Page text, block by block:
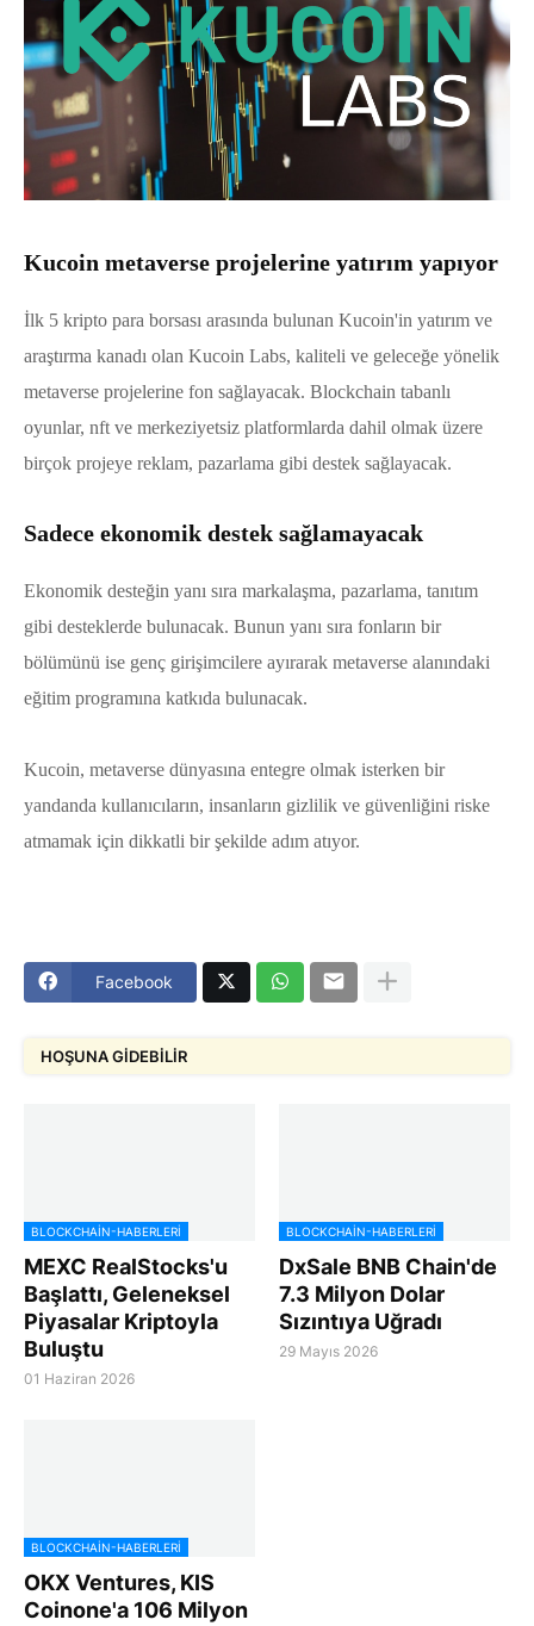
Kucoin metaverse projelerine yatırım yapıyor
İlk 5 kripto para borsası arasında bulunan Kucoin'in yatırım ve
araştırma kanadı olan Kucoin Labs, kaliteli ve geleceğe yönelik
metaverse projelerine fon sağlayacak. Blockchain tabanlı
oyunlar, nft ve merkeziyetsiz platformlarda dahil olmak üzere
birçok projeye reklam, pazarlama gibi destek sağlayacak.
Sadece ekonomik destek sağlamayacak
Ekonomik desteğin yanı sıra markalaşma, pazarlama, tanıtım
gibi desteklerde bulunacak. Bunun yanı sıra fonların bir
bölümünü ise genç girişimcilere ayırarak metaverse alanındaki
eğitim programına katkıda bulunacak.
Kucoin, metaverse dünyasına entegre olmak isterken bir
yandanda kullanıcıların, insanların gizlilik ve güvenliğini riske
atmamak için dikkatli bir şekilde adım atıyor.
Facebook
HOŞUNA GIDEBILIR
BLOCKCHAIN-HABERLERI
MEXC RealStocks'u
Başlattı, Geleneksel
Piyasalar Kriptoyla
Buluştu
01 Haziran 2026
BLOCKCHAIN-HABERLERI
DxSale BNB Chain'de
7.3 Milyon Dolar
Sızıntıya Uğradı
29 Mayıs 2026
BLOCKCHAIN-HABERLERI
OKX Ventures, KIS
Coinone'a 106 Milyon